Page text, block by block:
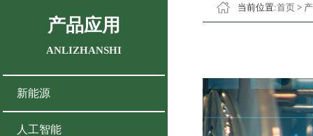
产品应用
ANLIZHANSHI
新能源
人工智能
当前位置:首页 >